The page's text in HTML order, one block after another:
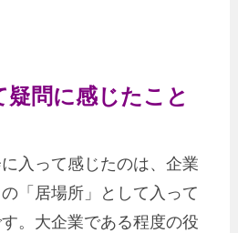
疑問に感じたこと
入って感じたのは、企業
「居場所」として入って
。大企業である程度の役